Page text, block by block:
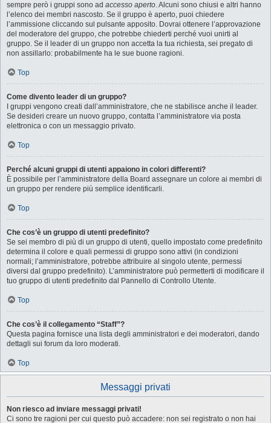
sempre però i gruppi sono ad accesso aperto. Alcuni sono chiusi e altri hanno
l’elenco dei membri nascosto. Se il gruppo è aperto, puoi chiedere
l’ammissione cliccando sul pulsante apposito. Dovrai ottenere l’approvazione
del moderatore del gruppo, che potrebbe chiederti perché vuoi unirti al
gruppo. Se il leader di un gruppo non accetta la tua richiesta, sei pregato di
non assillarlo: probabilmente ha le sue buone ragioni.
Top
Come divento leader di un gruppo?
I gruppi vengono creati dall’amministratore, che ne stabilisce anche il leader.
Se desideri creare un nuovo gruppo, contatta l’amministratore via posta
elettronica o con un messaggio privato.
Top
Perché alcuni gruppi di utenti appaiono in colori differenti?
È possibile per l’amministratore della Board assegnare un colore ai membri di
un gruppo per rendere più semplice identificarli.
Top
Che cos’è un gruppo di utenti predefinito?
Se sei membro di più di un gruppo di utenti, quello impostato come predefinito
determina il colore e quali permessi di gruppo sono attivi (in condizioni
normali; l’amministratore, potrebbe attribuire al singolo utente, permessi
diversi dal gruppo predefinito). L’amministratore può permetterti di modificare il
tuo gruppo di utenti predefinito dal Pannello di Controllo Utente.
Top
Che cos’è il collegamento “Staff”?
Questa pagina fornisce una lista degli amministratori e dei moderatori, dando
dettagli sui forum da loro moderati.
Top
Messaggi privati
Non riesco ad inviare messaggi privati!
Ci sono tre ragioni per cui questo può accadere: non sei registrato o non hai